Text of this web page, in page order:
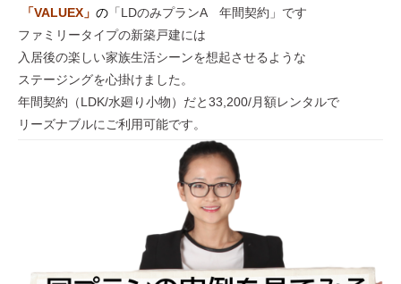
「VALUEX 」 の 「LDのみプランA 年間契約」です
ファミリータイプの新築戸建には
入居後の楽しい家族生活シーンを想起させるような
ステージングを心掛けました。
年間契約（LDK/水廻り小物）だと33,200/月額レンタルで
リーズナブルにご利用可能です。